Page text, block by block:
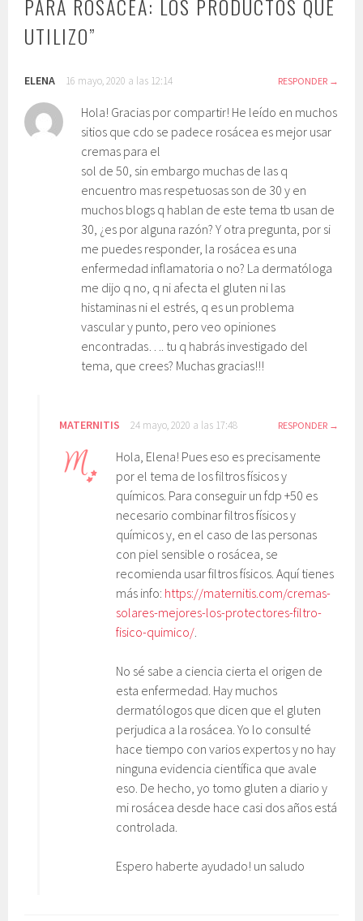
PARA ROSÁCEA: LOS PRODUCTOS QUE
UTILIZO”
ELENA 16 mayo, 2020 a las 12:14 RESPONDER
Hola! Gracias por compartir! He leído en muchos
sitios que cdo se padece rosácea es mejor usar
cremas para el
sol de 50, sin embargo muchas de las q
encuentro mas respetuosas son de 30 y en
muchos blogs q hablan de este tema tb usan de
30, ¿es por alguna razón? Y otra pregunta, por si
me puedes responder, la rosácea es una
enfermedad inflamatoria o no? La dermatóloga
me dijo q no, q ni afecta el gluten ni las
histaminas ni el estrés, q es un problema
vascular y punto, pero veo opiniones
encontradas…. tu q habrás investigado del
tema, que crees? Muchas gracias!!!
MATERNITIS 24 mayo, 2020 a las 17:48 RESPONDER
Hola, Elena! Pues eso es precisamente
por el tema de los filtros físicos y
químicos. Para conseguir un fdp +50 es
necesario combinar filtros físicos y
químicos y, en el caso de las personas
con piel sensible o rosácea, se
recomienda usar filtros físicos. Aquí tienes
más info: https://maternitis.com/cremas-
solares-mejores-los-protectores-filtro-
fisico-quimico/
No sé sabe a ciencia cierta el origen de
esta enfermedad. Hay muchos
dermatólogos que dicen que el gluten
perjudica a la rosácea. Yo lo consulté
hace tiempo con varios expertos y no hay
ninguna evidencia científica que avale
eso. De hecho, yo tomo gluten a diario y
mi rosácea desde hace casi dos años está
controlada.
Espero haberte ayudado! un saludo